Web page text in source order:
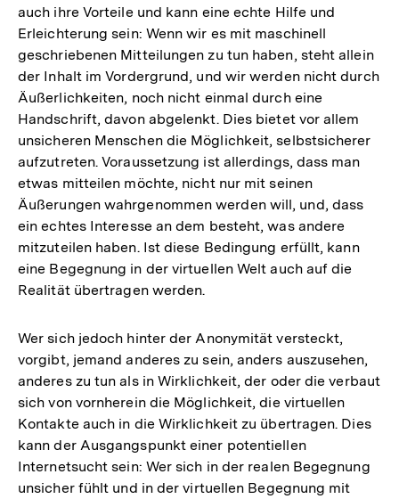
auch ihre Vorteile und kann eine echte Hilfe und
Erleichterung sein: Wenn wir es mit maschinell
geschriebenen Mitteilungen zu tun haben, steht allein
der Inhalt im Vordergrund, und wir werden nicht durch
Äußerlichkeiten, noch nicht einmal durch eine
Handschrift, davon abgelenkt. Dies bietet vor allem
unsicheren Menschen die Möglichkeit, selbstsicherer
aufzutreten. Voraussetzung ist allerdings, dass man
etwas mitteilen möchte, nicht nur mit seinen
Äußerungen wahrgenommen werden will, und, dass
ein echtes Interesse an dem besteht, was andere
mitzuteilen haben. Ist diese Bedingung erfüllt, kann
eine Begegnung in der virtuellen Welt auch auf die
Realität übertragen werden.
Wer sich jedoch hinter der Anonymität versteckt,
vorgibt, jemand anderes zu sein, anders auszusehen,
anderes zu tun als in Wirklichkeit, der oder die verbaut
sich von vornherein die Möglichkeit, die virtuellen
Kontakte auch in die Wirklichkeit zu übertragen. Dies
kann der Ausgangspunkt einer potentiellen
Internetsucht sein: Wer sich in der realen Begegnung
unsicher fühlt und in der virtuellen Begegnung mit